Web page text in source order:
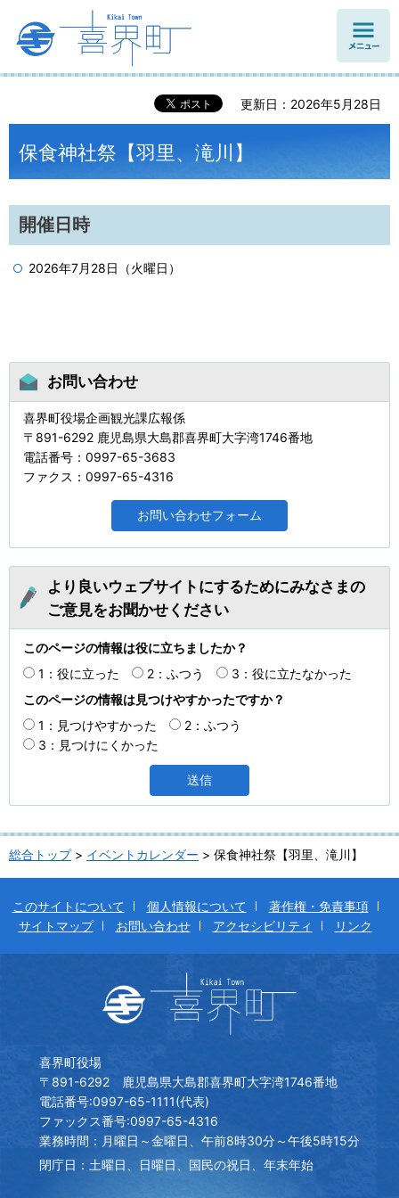
更新日：2026年5月28日
保食神社祭【羽里、滝川】
開催日時
2026年7月28日（火曜日）
お問い合わせ
喜界町役場企画観光課広報係
〒891-6292 鹿児島県大島郡喜界町大字湾1746番地
電話番号：0997-65-3683
ファクス：0997-65-4316
より良いウェブサイトにするためにみなさまの
ご意見をお聞かせください
このページの情報は役に立ちましたか？
1：役に立った
2：ふつう
3：役に立たなかった
このページの情報は見つけやすかったですか？
1：見つけやすかった
2：ふつう
3：見つけにくかった
総合トップ> イベントカレンダー > 保食神社祭【羽里、滝川】
このサイトについて 個人情報について
著作権・免責事項
サイトマップ
お問い合わせ アクセシビリティ リンク
喜界町役場
〒891-6292 鹿児島県大島郡喜界町大字湾1746番地
電話番号:0997-65-1111(代表)
ファックス番号:0997-65-4316
業務時間：月曜日～金曜日、午前8時30分～午後5時15分
閉庁日：土曜日、日曜日、国民の祝日、年末年始